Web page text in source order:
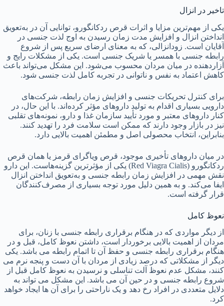
تاخیر در انزال
یکی از مهم‌ترین مزایا و اثرات قرص ردکانگورو، توانایی آن در به‌تعویق
انداختن انزال و افزایش مدت زمان رسیدن به اوج لذت جنسی در
آقایان است. زودانزالی، که به معنای ارضای سریع پس از شروع
رابطه جنسی با همسر یا شریک جنسی است. یکی از مشکلات رایج و
آزاردهنده در میان مردان محسوب می‌شود. این مشکل می‌تواند باعث
کاهش اعتماد به نفس و ناتوانی در تجربه کامل لذت جنسی شود.
برای کنترل تحریکات جنسی و افزایش زمان رابطه، شرکت‌های
دارویی بسیاری اقدام به تولید داروهای مؤثر کرده‌اند. با این حال، در
کنار داروهای معتبر و مورد تأیید سازمان غذا و دارو، نمونه‌های تقلبی
نیز در بازار وجود دارند که ممکن است سلامت فرد را تهدید کنند.
بنابراین، انتخاب محصولی اصل و مطمئن اهمیت بالایی دارد.
در میان داروهای تأخیری موجود، قرص ویاگرای قرمز یا همان قرص
ردکانگورو (Red Viagra Cialis) یکی از مؤثرترین گزینه‌هاست. این دارو
نقش مهمی در افزایش زمان رابطه جنسی و به‌تعویق انداختن انزال
ایفا می‌کند. و به همین دلیل مورد توجه بسیاری از مصرف‌کنندگان
قرار گرفته است.
نعوظ کامل
از دیگر مواردی که در هنگام برقراری رابطه جنسی با زنان، برای
مردان از اهمیت بالایی برخوردار است، داشتن نعوظ کامل، قبل و در
هنگام برقراری رابطه جنسی و حفظ آن تا اتمام رابطه می باشد. یکی
دیگر از مشکلاتی که درصد زیادی از مردان با آن دست و پنجه نرم می
کنند، مشکل عدم نعوظ آلت تناسلی و نرسیدن به نعوظ کامل قبل از
شروع رابطه جنسی و در حین آن می باشد. این مشکل می تواند به
دلایل متعددی در افراد رخ دهد و یک ناراحتی را برای آن ها ایجاد خواهد
کرد.